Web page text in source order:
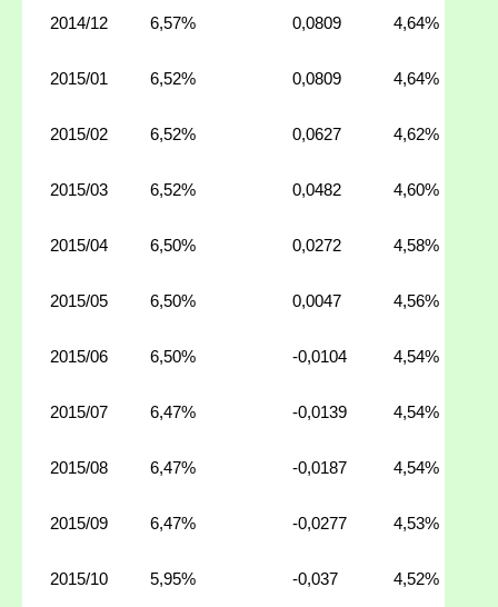
2014/12 6,57% 0,0809 4,64%
2015/01 6,52% 0,0809 4,64%
2015/02 6,52% 0,0627 4,62%
2015/03 6,52% 0,0482 4,60%
2015/04 6,50% 0,0272 4,58%
2015/05 6,50% 0,0047 4,56%
2015/06 6,50% -0,0104 4,54%
2015/07 6,47% -0,0139 4,54%
2015/08 6,47% -0,0187 4,54%
2015/09 6,47% -0,0277 4,53%
2015/10 5,95% -0,037 4,52%